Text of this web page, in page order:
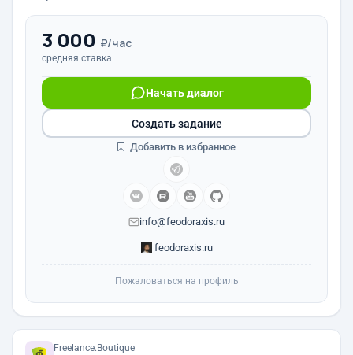
3 000 ₽/час
средняя ставка
Начать диалог
info@feodoraxis.ru
feodoraxis.ru
Создать задание
Добавить в избранное
Пожаловаться на профиль
Freelance.Boutique